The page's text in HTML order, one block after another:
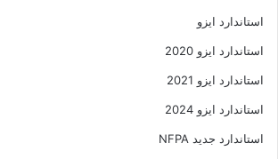
استاندارد ایزو
استاندارد ایزو 2020
استاندارد ایزو 2021
استاندارد ایزو 2024
استاندارد جدید NFPA